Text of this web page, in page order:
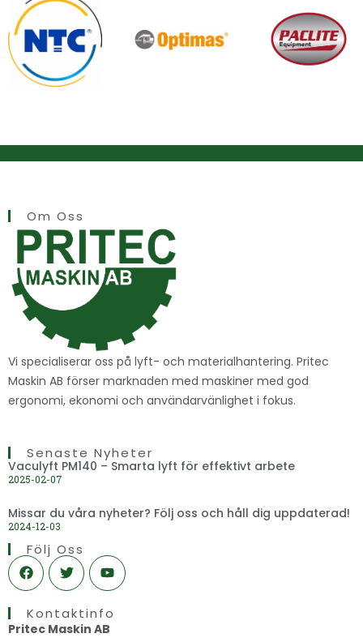
Om Oss
Vi specialiserar oss på lyft- och materialhantering. Pritec
Maskin AB förser marknaden med maskiner med god
ergonomi, ekonomi och användarvänlighet i fokus.
Senaste Nyheter
Vaculyft PM140 – Smarta lyft för effektivt arbete
2025-02-07
Missar du våra nyheter? Följ oss och håll dig uppdaterad!
2024-12-03
Följ Oss
F
a
c
b
o
T
w
i
t
e
Y
o
u
u
b
Kontaktinfo
Pritec Maskin AB